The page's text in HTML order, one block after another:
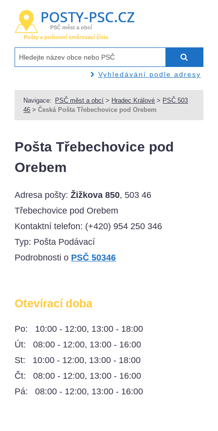
PSČ měst a obcí
Pošty a poštovní směrovací čísla
Vyhledávání podle adresy
Navigace: PSČ měst a obcí > Hradec Králové > PSČ 503
46 >Česká Pošta Třebechovice pod Orebem
Pošta Třebechovice pod
Orebem
Adresa pošty:Žižkova 850, 503 46
Třebechovice pod Orebem
Kontaktní telefon: (+420) 954 250 346
Typ: Pošta Podávací
Podrobnosti o PSČ 50346
Otevírací doba
Po: 10:00 - 12:00, 13:00 - 18:00
Út: 08:00 - 12:00, 13:00 - 16:00
St: 10:00 - 12:00, 13:00 - 18:00
Čt: 08:00 - 12:00, 13:00 - 16:00
Pá: 08:00 - 12:00, 13:00 - 16:00